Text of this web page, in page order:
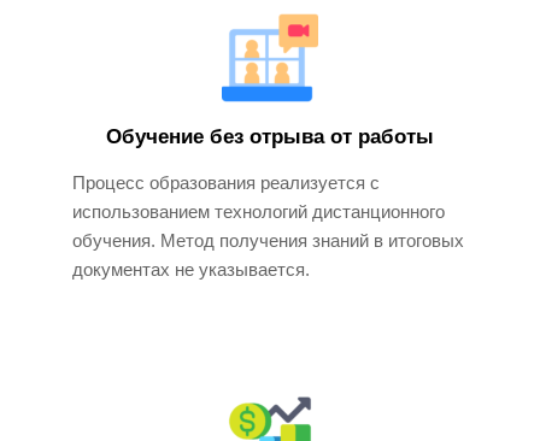
Обучение без отрыва от работы
Процесс образования реализуется с
использованием технологий дистанционного
обучения. Метод получения знаний в итоговых
документах не указывается.